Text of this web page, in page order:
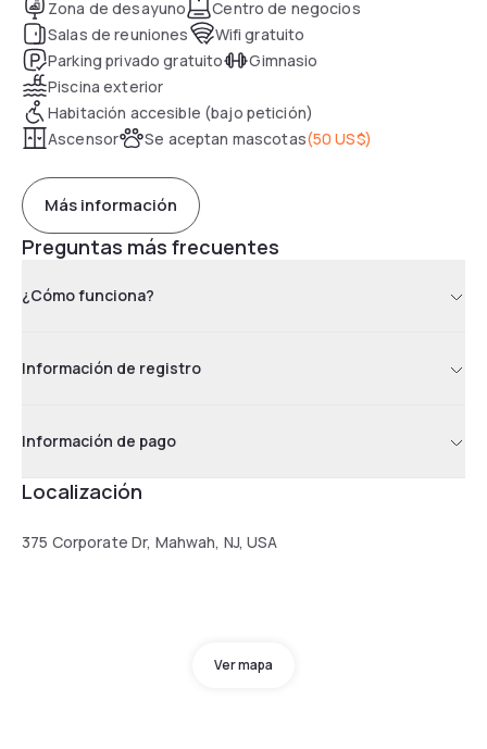
Zona de desayuno
Centro de negocios
Salas de reuniones
Wifi gratuito
Parking privado gratuito
Gimnasio
Piscina exterior
Habitación accesible (bajo petición)
Ascensor
Se aceptan mascotas(50 US$)
Más información
Preguntas más frecuentes
¿Cómo funciona?
Información de registro
Información de pago
Localización
375 Corporate Dr, Mahwah, NJ, USA
Ver mapa